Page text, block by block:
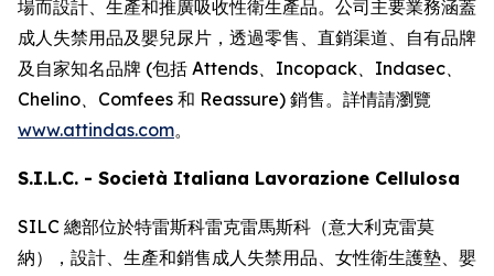
場而設計、生產和推廣吸收性衛生產品。公司主要業務涵蓋
成人失禁用品及嬰兒尿片，透過零售、直銷渠道、自有品牌
及自家知名品牌 (包括 Attends、Incopack、Indasec、
Chelino、Comfees 和 Reassure) 銷售。詳情請瀏覽
www.attindas.com。
S.I.L.C. - Società Italiana Lavorazione Cellulosa
SILC 總部位於特雷斯科雷克雷馬斯科（意大利克雷莫
納），設計、生產和銷售成人失禁用品、女性衛生護墊、嬰